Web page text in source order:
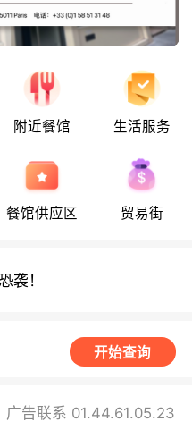
附近餐馆 生活服务
餐馆供应区 贸易街
袭！
袭！
开始查询
广告联系 01.44.61.05.23